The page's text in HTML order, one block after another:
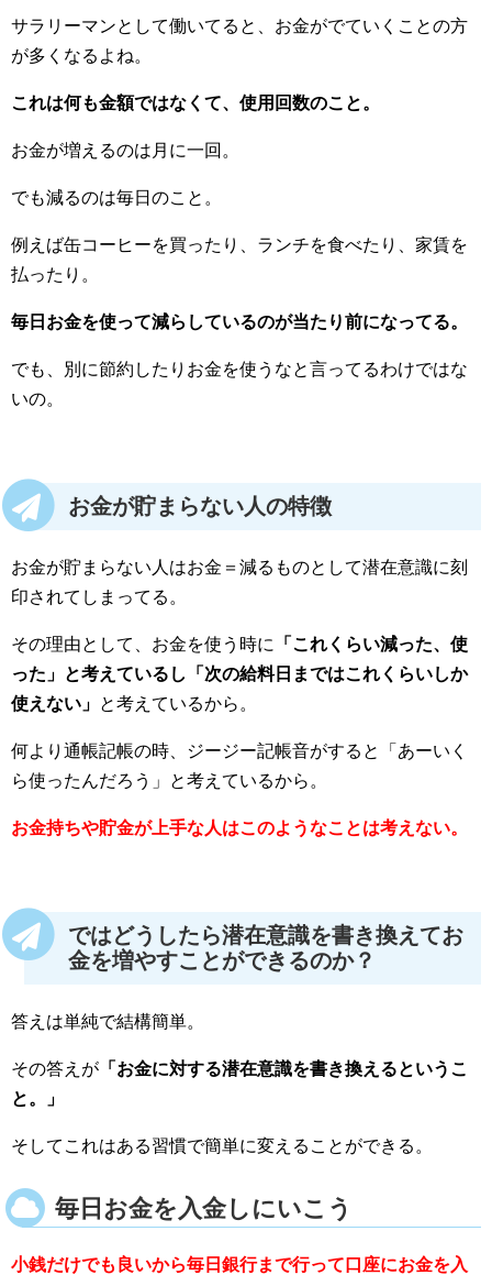
サラリーマンとして働いてると、お金がでていくことの方
が多くなるよね。
これは何も金額ではなくて、使用回数のこと。
お金が増えるのは月に一回。
でも減るのは毎日のこと。
例えば缶コーヒーを買ったり、ランチを食べたり、家賃を
払ったり。
毎日お金を使って減らしているのが当たり前になってる。
でも、別に節約したりお金を使うなと言ってるわけではな
いの。
お金が貯まらない人の特徴
お金が貯まらない人はお金＝減るものとして潜在意識に刻
印されてしまってる。
その理由として、お金を使う時に
「これくらい減った、使
った」と考えているし「次の給料日まではこれくらいしか
使えない」 と考えているから。
何より通帳記帳の時、ジージー記帳音がすると「あーいく
ら使ったんだろう」と考えているから。
お金持ちや貯金が上手な人はこのようなことは考えない。
ではどうしたら潜在意識を書き換えてお
金を増やすことができるのか？
答えは単純で結構簡単。
その答えが 「お金に対する潜在意識を書き換えるというこ
と。」
そしてこれはある習慣で簡単に変えることができる。
毎日お金を入金しにいこう
小銭だけでも良いから毎日銀行まで行って口座にお金を入